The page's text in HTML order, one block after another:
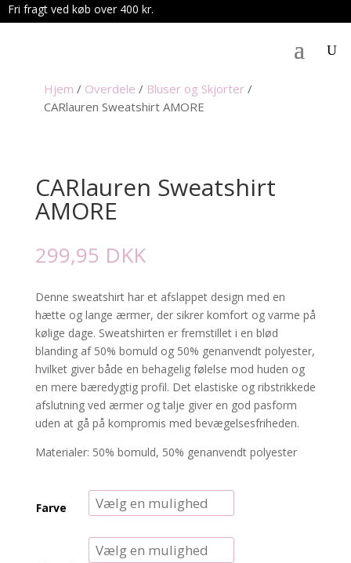
Fri fragt ved køb over 400 kr.
Hjem / Overdele / Bluser og Skjorter /
CARlauren Sweatshirt AMORE
CARlauren Sweatshirt
AMORE
299,95 DKK
Denne sweatshirt har et afslappet design med en
hætte og lange ærmer, der sikrer komfort og varme på
kølige dage. Sweatshirten er fremstillet i en blød
blanding af 50% bomuld og 50% genanvendt polyester,
hvilket giver både en behagelig følelse mod huden og
en mere bæredygtig profil. Det elastiske og ribstrikkede
afslutning ved ærmer og talje giver en god pasform
uden at gå på kompromis med bevægelsesfriheden.
Materialer: 50% bomuld, 50% genanvendt polyester
Farve